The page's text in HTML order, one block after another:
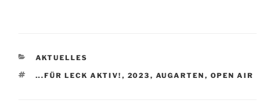
KATEGORIEN
AKTUELLES
SCHLAGWÖRTER
...FÜR LECK AKTIV! , 2023 , AUGARTEN , OPEN AIR